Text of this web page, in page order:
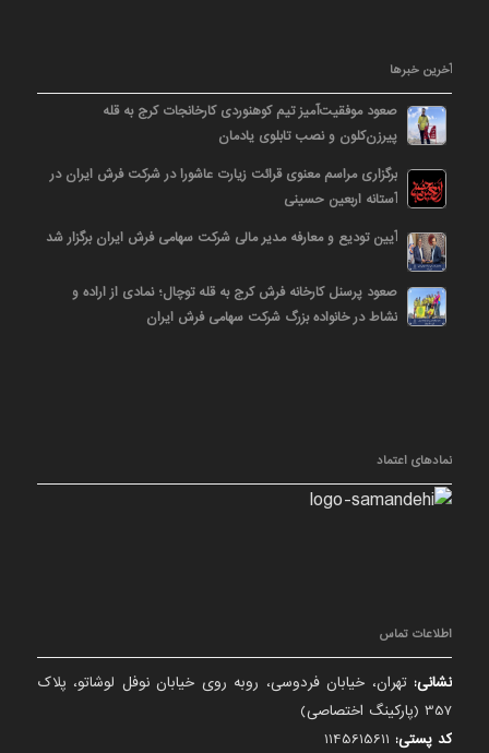
آخرین خبرها
صعود موفقیت‌آمیز تیم کوهنوردی کارخانجات کرج به قله
پیرزن‌کلون و نصب تابلوی یادمان
برگزاری مراسم معنوی قرائت زیارت عاشورا در شرکت فرش ایران در
آستانه اربعین حسینی
آیین تودیع و معارفه مدیر مالی شرکت سهامی فرش ایران برگزار شد
صعود پرسنل کارخانه فرش کرج به قله توچال؛ نمادی از اراده و
نشاط در خانواده بزرگ شرکت سهامی فرش ایران
نمادهای اعتماد
اطلاعات تماس
نشانی: تهران، خیابان فردوسی، روبه روی خیابان نوفل لوشاتو، پلاک
357 (پارکینگ اختصاصی)
کد پستی: